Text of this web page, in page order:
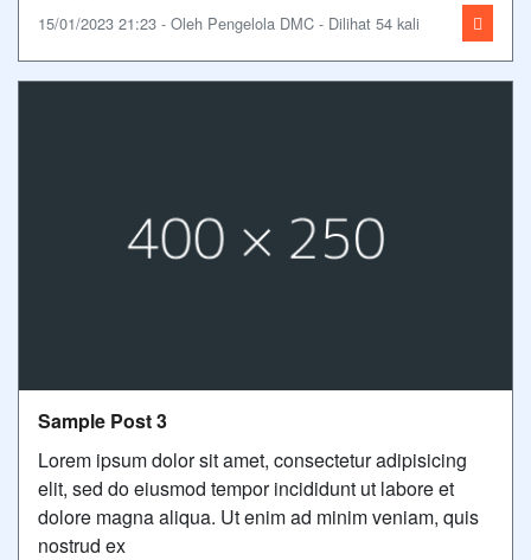
15/01/2023 21:23 - Oleh Pengelola DMC - Dilihat 54 kali
Sample Post 3
Lorem ipsum dolor sit amet, consectetur adipisicing
elit, sed do eiusmod tempor incididunt ut labore et
dolore magna aliqua. Ut enim ad minim veniam, quis
nostrud ex